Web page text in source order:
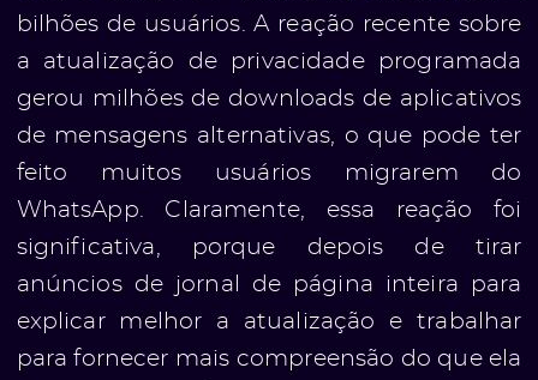
bilhões de usuários. A reação recente sobre
a atualização de privacidade programada
gerou milhões de downloads de aplicativos
de mensagens alternativas, o que pode ter
feito muitos usuários migrarem do
WhatsApp. Claramente, essa reação foi
significativa, porque depois de tirar
anúncios de jornal de página inteira para
explicar melhor a atualização e trabalhar
para fornecer mais compreensão do que ela